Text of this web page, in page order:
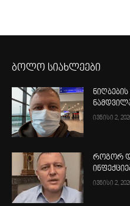
ბოლო სიახლეები
ივნისი 2,
როგორ
ივნისი 2,